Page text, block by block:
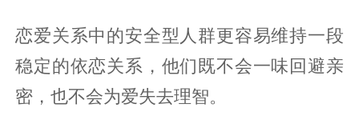
恋爱关系中的安全型人群更容易维持一段
稳定的依恋关系，他们既不会一味回避亲
密，也不会为爱失去理智。